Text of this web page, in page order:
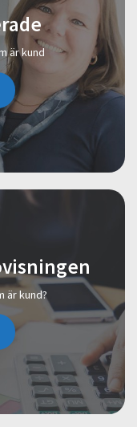
är kund
är kund?